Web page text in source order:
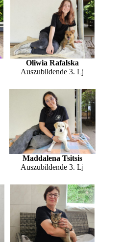
Oliwia Rafalska
Auszubildende 3. Lj
Maddalena Tsitsis
Auszubildende 3. Lj